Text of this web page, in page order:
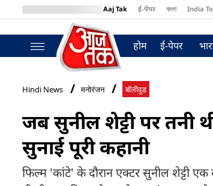
Aaj Tak ई-पेपर বাংলা India
BT Bazaar
होम ई-पेपर
Hindi News मनोरंजन बॉलीवुड
जब सुनील शेट्टी पर तनी
सुनाई पूरी कहानी
फिल्म 'कांटे' के दौरान एक्टर सुनील शेट्टी